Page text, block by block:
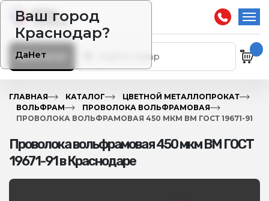
Ваш город
Краснодар?
ДаНет
Каталог
ГЛАВНАЯ КАТАЛОГ
ЦВЕТНОЙ МЕТАЛЛОПРОКАТ
ВОЛЬФРАМ
ПРОВОЛОКА ВОЛЬФРАМОВАЯ
ПРОВОЛОКА ВОЛЬФРАМОВАЯ 450 МКМ ВМ ГОСТ 19671-91
Проволока вольфрамовая 450 мкм ВМ ГОСТ
19671-91 в Краснодаре